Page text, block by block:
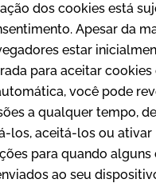
dos cookies está
Apesar da
estar
para aceitar cookies
você pode
a qualquer tempo,
los, aceitá-los ou ativar
para quando alguns
ao seu